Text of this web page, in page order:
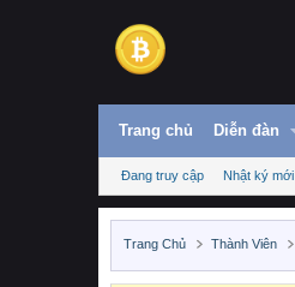
Trang chủ Diễn đàn
Đang truy cập Nhật ký mới
Trang Chủ Thành Viên